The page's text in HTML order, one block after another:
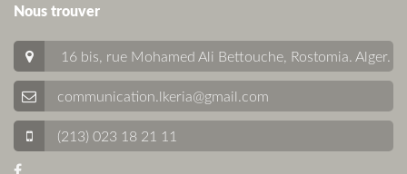
Nous trouver
16 bis, rue Mohamed Ali Bettouche, Rostomia. Alger.
communication.lkeria@gmail.com
(213) 023 18 21 11